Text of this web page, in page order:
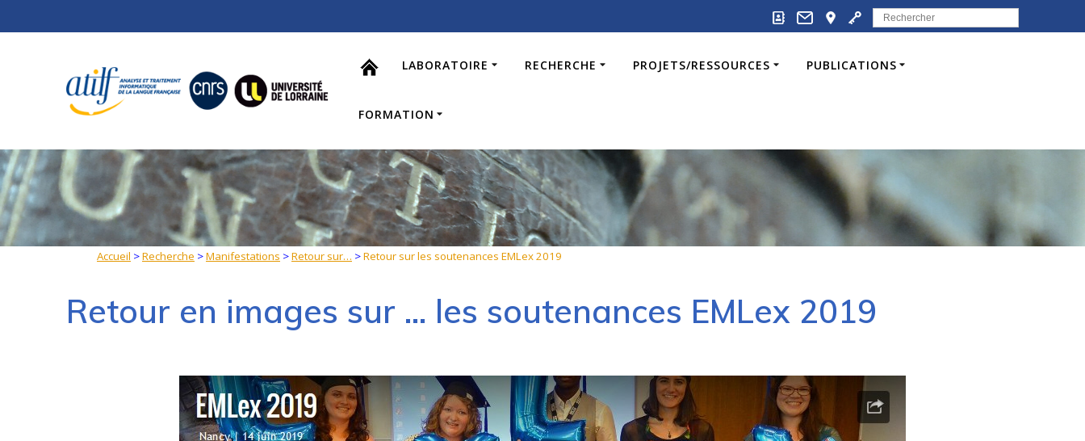
to
Search
for:
LABORATOIRE RECHERCHE PROJETS/RESSOURCES PUBLICATIONS
FORMATION
Accueil >Recherche >Manifestations >Retour sur… >Retour sur les soutenances EMLex 2019
Retour en images sur … les soutenances EMLex 2019